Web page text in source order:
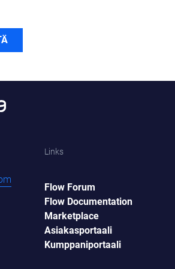
Links
Flow Forum
Flow Documentation
Marketplace
Asiakasportaali
Kumppaniportaali